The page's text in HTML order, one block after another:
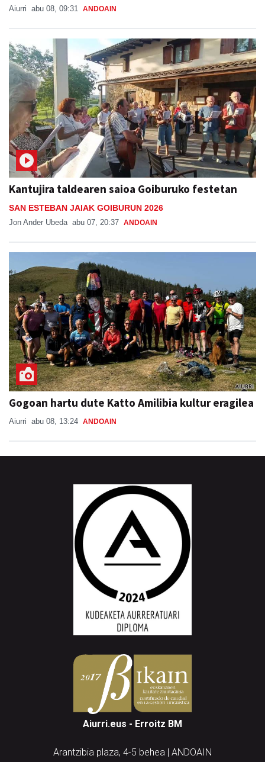
Aiurri abu 08, 09:31 ANDOAIN
Kantujira taldearen saioa Goiburuko festetan
SAN ESTEBAN JAIAK GOIBURUN 2026
Jon Ander Ubeda abu 07, 20:37 ANDOAIN
Gogoan hartu dute Katto Amilibia kultur eragilea
Aiurri abu 08, 13:24 ANDOAIN
Aiurri.eus - Erroitz BM
Arantzibia plaza, 4-5 behea | ANDOAIN